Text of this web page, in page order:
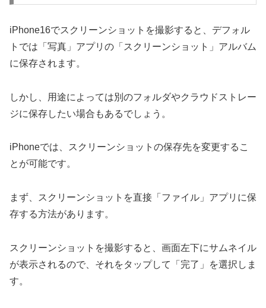
iPhone16でスクリーンショットを撮影すると、デフォル
トでは「写真」アプリの「スクリーンショット」アルバム
に保存されます。
しかし、用途によっては別のフォルダやクラウドストレー
ジに保存したい場合もあるでしょう。
iPhoneでは、スクリーンショットの保存先を変更するこ
とが可能です。
まず、スクリーンショットを直接「ファイル」アプリに保
存する方法があります。
スクリーンショットを撮影すると、画面左下にサムネイル
が表示されるので、それをタップして「完了」を選択しま
す。